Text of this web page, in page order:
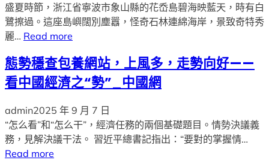
盛夏時節，浙江省寧波市象山縣的花岙島碧海映藍天，時有白
鷺擦過。這座島嶼闊別塵囂，怪奇石林連綿海岸，景致奇特秀
麗… Read more
態勢穩查包養網站，上風多，走勢向好——
看中國經濟之“勢”_中國網
admin2025 年 9 月 7 日
“怎么看”和“怎么干”，經濟任務的兩個基礎題目。情勢決議義
務，見解決議干法。 習近平總書記指出：“要對的掌握情…
Read more